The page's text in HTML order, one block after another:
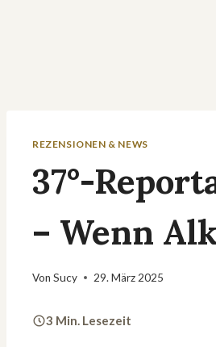
REZENSIONEN & NEWS
37°-
– Wenn
Von Sucy 29. März 2025
3 Min. Lesezeit